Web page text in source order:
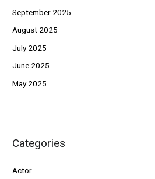
September 2025
August 2025
July 2025
June 2025
May 2025
Categories
Actor